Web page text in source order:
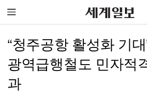
“청주공항 활성화 기
광역급행철도 민자적
과